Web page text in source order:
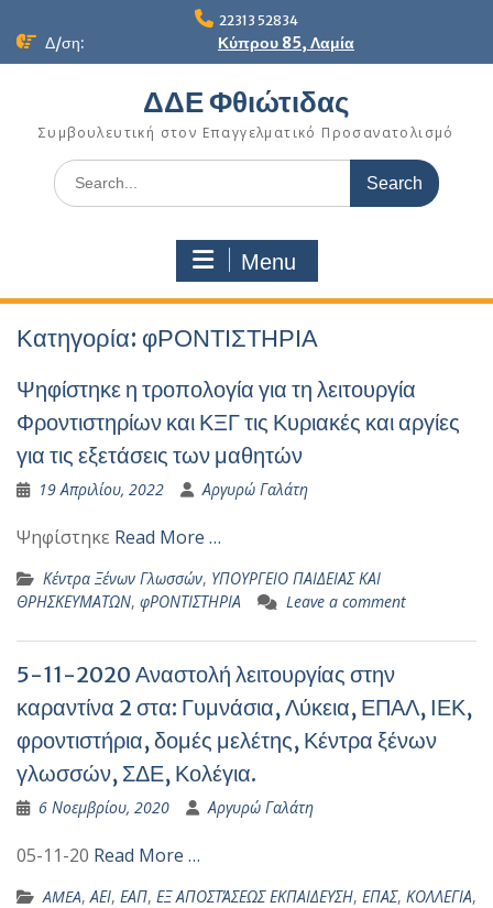
22313 52834
Δ/ση: Κύπρου 85, Λαμία
ΔΔΕ Φθιώτιδας
Συμβουλευτική στον Επαγγελματικό Προσανατολισμό
Search
for:
Menu
Κατηγορία: φΡΟΝΤΙΣΤΗΡΙΑ
Ψηφίστηκε η τροπολογία για τη λειτουργία
Φροντιστηρίων και ΚΞΓ τις Κυριακές και αργίες
για τις εξετάσεις των μαθητών
19 Απριλίου, 2022 Αργυρώ Γαλάτη
Ψηφίστηκε Read More …
Κέντρα Ξένων Γλωσσών, ΥΠΟΥΡΓΕΙΟ ΠΑΙΔΕΙΑΣ ΚΑΙ
ΘΡΗΣΚΕΥΜΑΤΩΝ, φΡΟΝΤΙΣΤΗΡΙΑ Leave a comment
5-11-2020 Αναστολή λειτουργίας στην
καραντίνα 2 στα: Γυμνάσια, Λύκεια, ΕΠΑΛ, ΙΕΚ,
φροντιστήρια, δομές μελέτης, Κέντρα ξένων
γλωσσών, ΣΔΕ, Κολέγια.
6 Νοεμβρίου, 2020 Αργυρώ Γαλάτη
05-11-20 Read More …
AMEA,ΑΕΙ, ΕΑΠ, ΕΞ ΑΠΟΣΤΆΣΕΩΣ ΕΚΠΑΙΔΕΥΣΗ, ΕΠΑΣ, ΚΟΛΛΕΓΙΑ,